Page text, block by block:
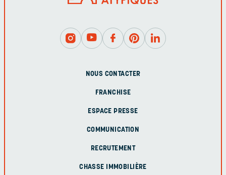
NOUS CONTACTER
FRANCHISE
ESPACE PRESSE
COMMUNICATION
RECRUTEMENT
CHASSE IMMOBILIÈRE